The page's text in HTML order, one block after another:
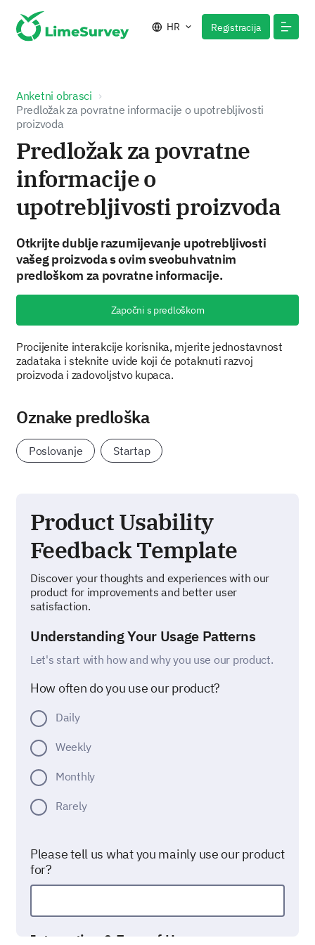
HR Registracija
Anketni obrasci
Predložak za povratne informacije o upotrebljivosti
proizvoda
Predložak za povratne
informacije o
upotrebljivosti proizvoda
Otkrijte dublje razumijevanje upotrebljivosti
vašeg proizvoda s ovim sveobuhvatnim
predloškom za povratne informacije.
Započni s predloškom
Procijenite interakcije korisnika, mjerite jednostavnost
zadataka i steknite uvide koji će potaknuti razvoj
proizvoda i zadovoljstvo kupaca.
Oznake predloška
Poslovanje Startap
Product Usability
Feedback Template
Discover your thoughts and experiences with our
product for improvements and better user
satisfaction.
Understanding Your Usage Patterns
Let's start with how and why you use our product.
How often do you use our product?
Daily
Weekly
Monthly
Rarely
Please tell us what you mainly use our product
for?
Interaction & Ease of Use